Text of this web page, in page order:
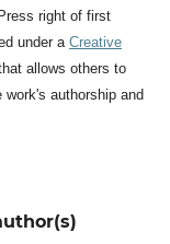
right of first
under a Creative
allows others to
authorship and